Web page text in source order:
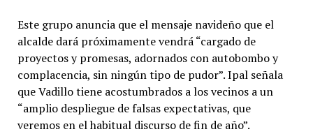
Este grupo anuncia que el mensaje navideño que el
alcalde dará próximamente vendrá “cargado de
proyectos y promesas, adornados con autobombo y
complacencia, sin ningún tipo de pudor”. Ipal señala
que Vadillo tiene acostumbrados a los vecinos a un
“amplio despliegue de falsas expectativas, que
veremos en el habitual discurso de fin de año”.